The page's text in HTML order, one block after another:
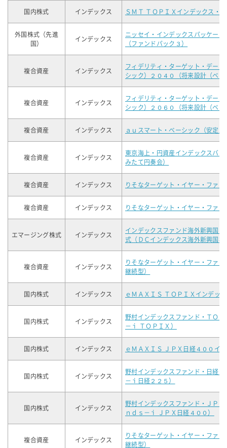
国内株式 インデックス ＳＭＴ ＴＯＰＩＸインデックス・
外国株式（先進
国）
インデックス
ニッセイ・インデックスパッケー
（ファンドパック３）
複合資産 インデックス
フィデリティ・ターゲット・デー
シック）２０４０（将来設計（ベー
複合資産 インデックス
フィデリティ・ターゲット・デー
シック）２０６０（将来設計（ベー
複合資産 インデックス ａｕスマート・ベーシック（安定成
複合資産 インデックス
東京海上・円資産インデックスバラ
みたて円奏会）
複合資産 インデックス りそなターゲット・イヤー・ファン
複合資産 インデックス りそなターゲット・イヤー・ファン
エマージング株式 インデックス
インデックスファンド海外新興国
式（ＤＣインデックス海外新興国株
複合資産 インデックス
りそなターゲット・イヤー・ファ
継続型）
国内株式 インデックス ｅＭＡＸＩＳ ＴＯＰＩＸインデッ
国内株式 インデックス
野村インデックスファンド・ＴＯ
－ｉ ＴＯＰＩＸ）
国内株式 インデックス ｅＭＡＸＩＳ ＪＰＸ日経４００イ
国内株式 インデックス
野村インデックスファンド・日経
－ｉ日経２２５）
国内株式 インデックス
野村インデックスファンド・ＪＰ
ｎｄｓ－ｉ ＪＰＸ日経４００）
複合資産 インデックス
りそなターゲット・イヤー・ファ
継続型）